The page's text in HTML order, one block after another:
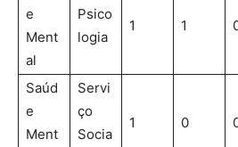
e
Ment
al
Psico
logia
1 1
Saúd
e
Ment
Servi
ço
Socia
1 0